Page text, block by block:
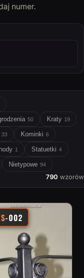
numer.
50 Kraty 19
33 Kominki 6
1 Statuetki 4
Nietypowe 94
790 wzorów
-002